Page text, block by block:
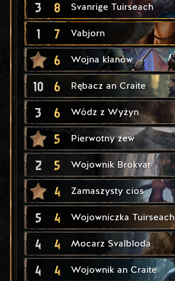
3 8 Svanrige Tuirseach
1 7 Vabjorn
6 Wojna klanów
10 6 Rębacz an Craite
3 6 Wódz z Wyżyn
5 Pierwotny zew
2 5 Wojownik Brokvar
4 Zamaszysty cios
5 4 Wojowniczka Tuirseach
4 4 Mocarz Svalbloda
4 4 Wojownik an Craite